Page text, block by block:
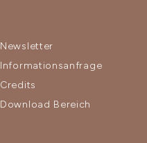
Newsletter
Informationsanfrage
Credits
Download Bereich